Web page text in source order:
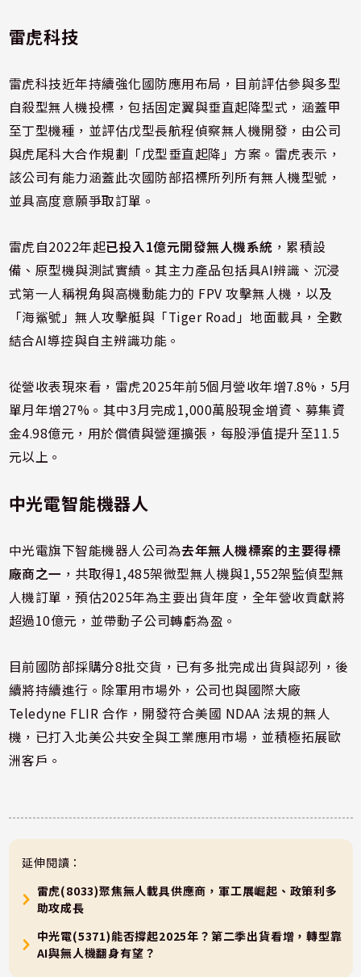
雷虎科技
雷虎科技近年持續強化國防應用布局，目前評估參與多型
自殺型無人機投標，包括固定翼與垂直起降型式，涵蓋甲
至丁型機種，並評估戊型長航程偵察無人機開發，由公司
與虎尾科大合作規劃「戊型垂直起降」方案。雷虎表示，
該公司有能力涵蓋此次國防部招標所列所有無人機型號，
並具高度意願爭取訂單。
雷虎自2022年起已投入1億元開發無人機系統 ，累積設
備、原型機與測試實績。其主力產品包括具AI辨識、沉浸
式第一人稱視角與高機動能力的 FPV 攻擊無人機，以及
「海鯊號」無人攻擊艇與「Tiger Road」地面載具，全數
結合AI導控與自主辨識功能。
從營收表現來看，雷虎2025年前5個月營收年增7.8%，5月
單月年增27%。其中3月完成1,000萬股現金增資、募集資
金4.98億元，用於償債與營運擴張，每股淨值提升至11.5
元以上。
中光電智能機器人
中光電旗下智能機器人公司為去年無人機標案的主要得標
廠商之一 ，共取得1,485架微型無人機與1,552架監偵型無
人機訂單，預估2025年為主要出貨年度，全年營收貢獻將
超過10億元，並帶動子公司轉虧為盈。
目前國防部採購分8批交貨，已有多批完成出貨與認列，後
續將持續進行。除軍用市場外，公司也與國際大廠
Teledyne FLIR 合作，開發符合美國 NDAA 法規的無人
機，已打入北美公共安全與工業應用市場，並積極拓展歐
洲客戶。
延伸閱讀：
雷虎(8033)聚焦無人載具供應商，軍工展崛起、政策利多
助攻成長
中光電(5371)能否撐起2025年？第二季出貨看增，轉型靠
AI與無人機翻身有望？